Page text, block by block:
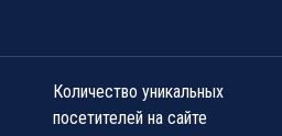
Количество уникальных
посетителей на сайте